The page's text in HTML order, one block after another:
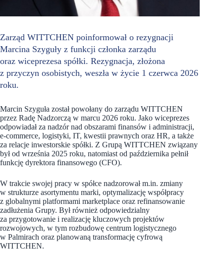
Zarząd WITTCHEN poinformował o rezygnacji
Marcina Szyguły z funkcji członka zarządu
oraz wiceprezesa spółki. Rezygnacja, złożona
z przyczyn osobistych, weszła w życie 1 czerwca 2026
roku.
Marcin Szyguła został powołany do zarządu WITTCHEN
przez Radę Nadzorczą w marcu 2026 roku. Jako wiceprezes
odpowiadał za nadzór nad obszarami finansów i administracji,
e-commerce, logistyki, IT, kwestii prawnych oraz HR, a także
za relacje inwestorskie spółki. Z Grupą WITTCHEN związany
był od września 2025 roku, natomiast od października pełnił
funkcję dyrektora finansowego (CFO).
W trakcie swojej pracy w spółce nadzorował m.in. zmiany
w strukturze asortymentu marki, optymalizację współpracy
z globalnymi platformami marketplace oraz refinansowanie
zadłużenia Grupy. Był również odpowiedzialny
za przygotowanie i realizację kluczowych projektów
rozwojowych, w tym rozbudowę centrum logistycznego
w Palmirach oraz planowaną transformację cyfrową
WITTCHEN.